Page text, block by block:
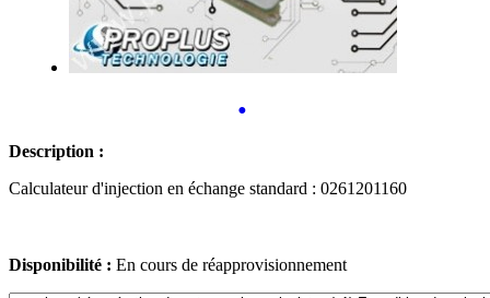
•
Description :
Calculateur d'injection en échange standard : 0261201160
Disponibilité : En cours de réapprovisionnement